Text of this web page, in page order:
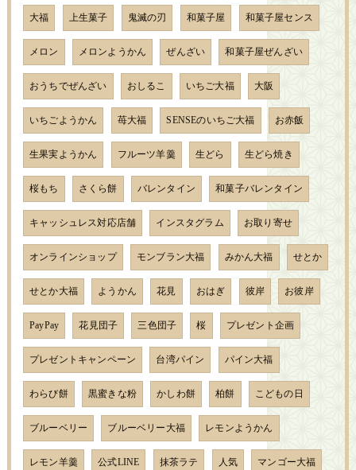
大福 上生菓子 鬼滅の刃 和菓子屋 和菓子屋センス
メロン メロンようかん ぜんざい 和菓子屋ぜんざい
おうちでぜんざい おしるこ いちご大福 大阪
いちごようかん 苺大福 SENSEのいちご大福 お赤飯
生果実ようかん フルーツ羊羹 生どら 生どら焼き
桜もち さくら餅 バレンタイン 和菓子バレンタイン
キャッシュレス対応店舗 インスタグラム お取り寄せ
オンラインショップ モンブラン大福 みかん大福 せとか
せとか大福 ようかん 花見 おはぎ 彼岸 お彼岸
PayPay 花見団子 三色団子 桜 プレゼント企画
プレゼントキャンペーン 台湾パイン パイン大福
わらび餅 黒蜜きな粉 かしわ餅 柏餅 こどもの日
ブルーベリー ブルーベリー大福 レモンようかん
レモン羊羹 公式LINE 抹茶ラテ 人気 マンゴー大福